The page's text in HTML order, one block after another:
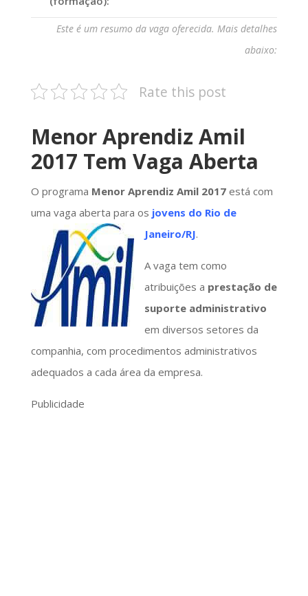
Este é um resumo da vaga oferecida. Mais detalhes
abaixo:
Rate this post
Menor Aprendiz Amil
2017 Tem Vaga Aberta
O programa Menor Aprendiz Amil 2017está com
uma vaga aberta para os jovens do Rio de
Janeiro/RJ.
A vaga tem como
atribuições a prestação de
suporte administrativo
em diversos setores da
companhia, com procedimentos administrativos
adequados a cada área da empresa.
Publicidade